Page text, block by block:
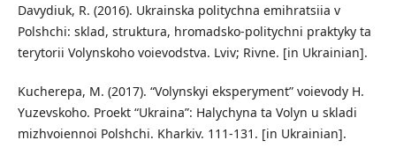
Davydiuk, R. (2016). Ukrainska politychna emihratsiia v
Polshchi: sklad, struktura, hromadsko-politychni praktyky ta
terytorii Volynskoho voievodstva. Lviv; Rivne. [in Ukrainian].
Kucherepa, M. (2017). “Volynskyi eksperyment” voievody H.
Yuzevskoho. Proekt “Ukraina”: Halychyna ta Volyn u skladi
mizhvoiennoi Polshchi. Kharkiv. 111-131. [in Ukrainian].